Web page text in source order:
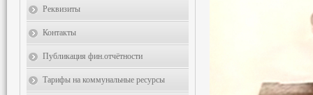
Реквизиты
Контакты
Публикация фин.отчётности
Тарифы на коммунальные ресурсы